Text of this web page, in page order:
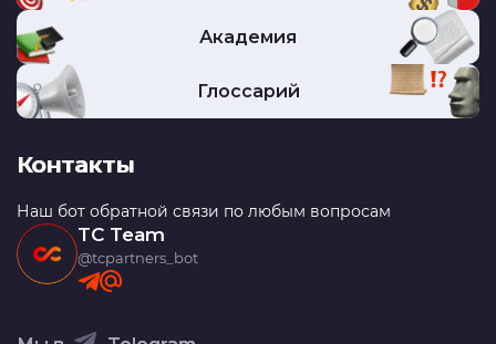
Академия
Глоссарий
Контакты
Наш бот обратной связи по любым вопросам
TC Team
@tcpartners_bot